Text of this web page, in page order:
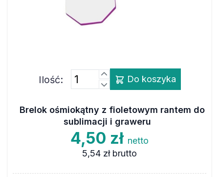
Ilość: Do koszyka
Brelok ośmiokątny z fioletowym rantem do
sublimacji i graweru
4,50 zł netto
5,54 zł brutto